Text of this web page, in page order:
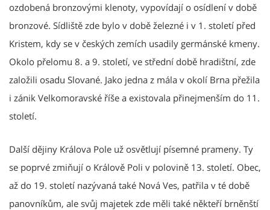
ozdobená bronzovými klenoty, vypovídají o osídlení v době
bronzové. Sídliště zde bylo v době železné i v 1. století před
Kristem, kdy se v českých zemích usadily germánské kmeny.
Okolo přelomu 8. a 9. století, ve střední době hradištní, zde
založili osadu Slované. Jako jedna z mála v okolí Brna přežila
i zánik Velkomoravské říše a existovala přinejmenším do 11.
století.
Další dějiny Králova Pole už osvětlují písemné prameny. Ty
se poprvé zmiňují o Králově Poli v polovině 13. století. Obec,
až do 19. století nazývaná také Nová Ves, patřila v té době
panovníkům, ale svůj majetek zde měli také někteří brněnští